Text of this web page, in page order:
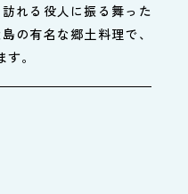
れる役人に振る舞った
の有名な郷土料理で、
。